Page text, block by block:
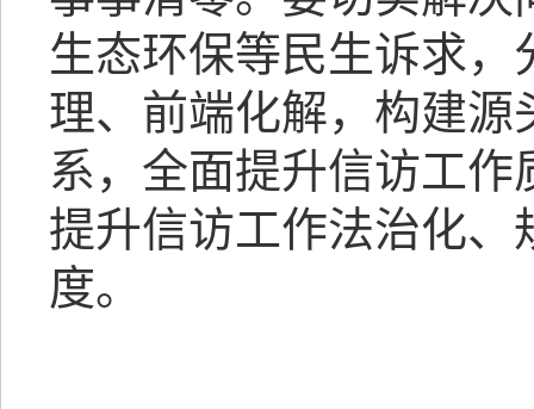
生态环保等民生诉求
理、前端化解，构建
系，全面提升信访工作
提升信访工作法治化
度。